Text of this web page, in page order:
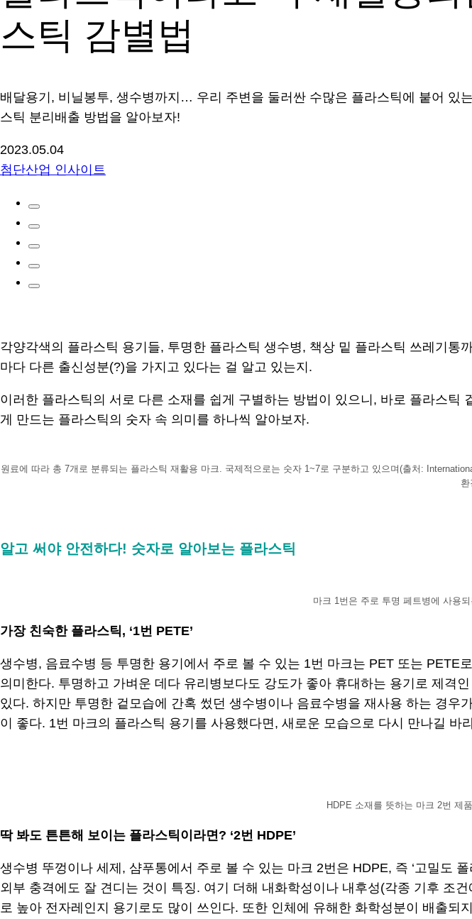
스틱 감별법
배달용기, 비닐봉투, 생수병까지… 우리 주변을 둘러싼 수많은 플라스틱에 붙어 있
스틱 분리배출 방법을 알아보자!
2023.05.04
첨단산업 인사이트
각양각색의 플라스틱 용기들, 투명한 플라스틱 생수병, 책상 밑 플라스틱 쓰레기통
마다 다른 출신성분(?)을 가지고 있다는 걸 알고 있는지.
이러한 플라스틱의 서로 다른 소재를 쉽게 구별하는 방법이 있으니, 바로 플라스틱
게 만드는 플라스틱의 숫자 속 의미를 하나씩 알아보자.
원료에 따라 총 7개로 분류되는 플라스틱 재활용 마크. 국제적으로는 숫자 1~7로 구분하고 있으며(출처:
환
알고 써야 안전하다! 숫자로 알아보는 플라스틱
마크 1번은 주로 투명 페트병에 사용
가장 친숙한 플라스틱, ‘1번 PETE’
생수병, 음료수병 등 투명한 용기에서 주로 볼 수 있는 1번 마크는 PET 또는 PETE
의미한다. 투명하고 가벼운 데다 유리병보다도 강도가 좋아 휴대하는 용기로 제격
있다. 하지만 투명한 겉모습에 간혹 썼던 생수병이나 음료수병을 재사용 하는 경
이 좋다. 1번 마크의 플라스틱 용기를 사용했다면, 새로운 모습으로 다시 만나길 바
HDPE 소재를 뜻하는 마크 2번 제
딱 봐도 튼튼해 보이는 플라스틱이라면? ‘2번 HDPE’
생수병 뚜껑이나 세제, 샴푸통에서 주로 볼 수 있는 마크 2번은 HDPE, 즉 ‘고밀도
외부 충격에도 잘 견디는 것이 특징. 여기 더해 내화학성이나 내후성(각종 기후 조
로 높아 전자레인지 용기로도 많이 쓰인다. 또한 인체에 유해한 화학성분이 배출